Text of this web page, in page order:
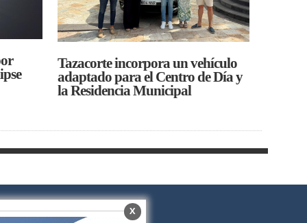
Tazacorte incorpora un vehículo
adaptado para el Centro de Día y
la Residencia Municipal
X